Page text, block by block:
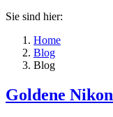
Sie sind hier:
Home
Blog
Blog
Goldene